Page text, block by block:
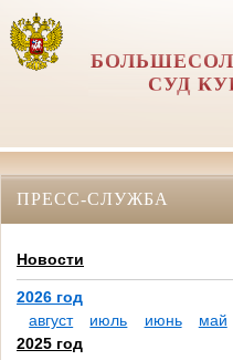
СУД
ПРЕСС-СЛУЖБА
Новости
2026 год
август
июль июнь май
2025 год